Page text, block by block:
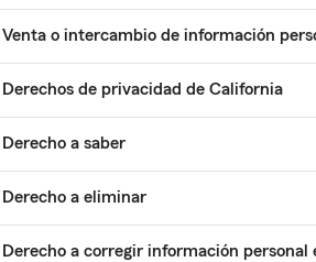
Venta o intercambio de información
Derechos de privacidad de California
Derecho a saber
Derecho a eliminar
Derecho a corregir información personal